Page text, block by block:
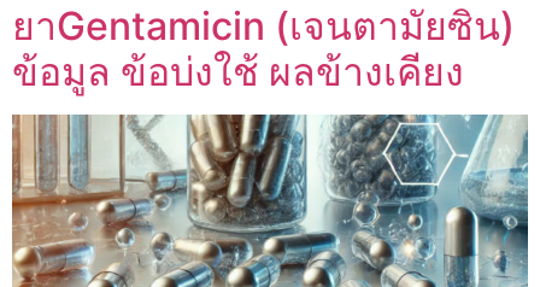
ยาGentamicin (เจนตามัยซิน)
ข้อมูล ข้อบ่งใช้ ผลข้างเคียง